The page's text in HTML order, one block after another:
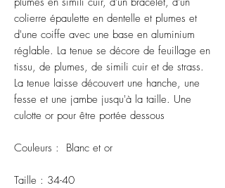
colierre épaulette en dentelle et plumes et
d'une coiffe avec une base en aluminium
réglable. La tenue se décore de feuillage en
tissu, de plumes, de simili cuir et de strass.
La tenue laisse découvert une hanche, une
fesse et une jambe jusqu'à la taille. Une
culotte or pour être portée dessous
Couleurs : Blanc et or
Taille : 34-40